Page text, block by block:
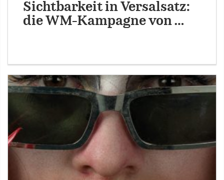
Sichtbarkeit in Versalsatz:
die WM-Kampagne von …